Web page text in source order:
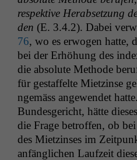
respek­tive Her­ab­set­zung
den (E. 3.4.2). Dabei
76, wo es erwogen hat­te,
bei der Erhöhung des
die absolute Meth­ode
für gestaffelte Miet­zinse
ngemäss angewen­det
Bun­des­gericht, hätte
die Frage betrof­fen, ob
des Miet­zins­es im
anfänglichen Laufzeit